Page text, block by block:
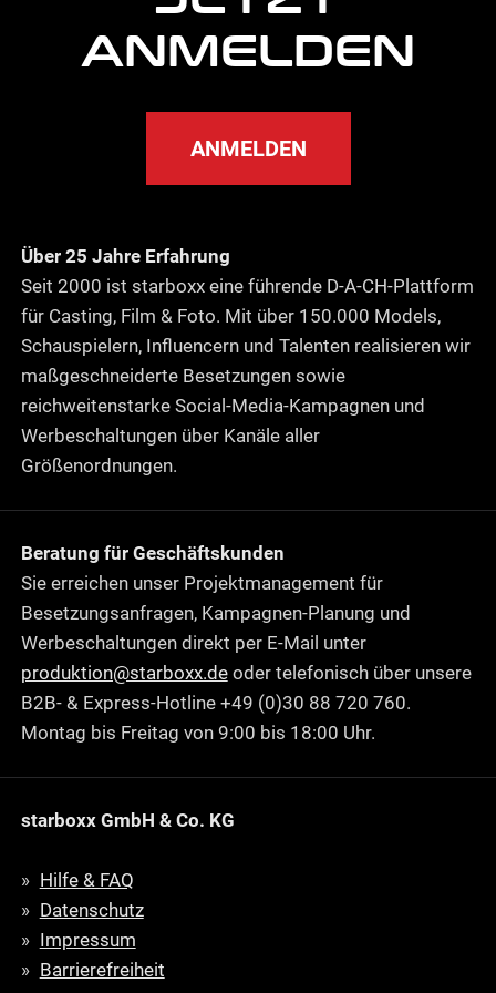
ANMELDEN
ANMELDEN
Über 25 Jahre Erfahrung
Seit 2000 ist starboxx eine führende D-A-CH-Plattform
für Casting, Film & Foto. Mit über 150.000 Models,
Schauspielern, Influencern und Talenten realisieren wir
maßgeschneiderte Besetzungen sowie
reichweitenstarke Social-Media-Kampagnen und
Werbeschaltungen über Kanäle aller
Größenordnungen.
Beratung für Geschäftskunden
Sie erreichen unser Projektmanagement für
Besetzungsanfragen, Kampagnen-Planung und
Werbeschaltungen direkt per E-Mail unter
produktion@starboxx.deoder telefonisch über unsere
B2B- & Express-Hotline +49 (0)30 88 720 760.
Montag bis Freitag von 9:00 bis 18:00 Uhr.
starboxx GmbH & Co. KG
Hilfe & FAQ
Datenschutz
Impressum
Barrierefreiheit